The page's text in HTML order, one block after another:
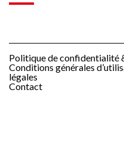
Politique de confidentialité
Conditions générales
légales
Contact